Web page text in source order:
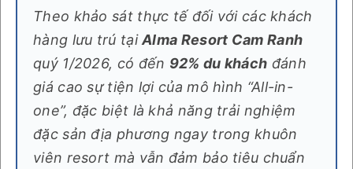
Theo khảo sát thực tế đối với các khách
hàng lưu trú tạiAlma Resort Cam Ranh
quý 1/2026, có đến 92% du khách đánh
giá cao sự tiện lợi của mô hình “All-in-
one”, đặc biệt là khả năng trải nghiệm
đặc sản địa phương ngay trong khuôn
viên resort mà vẫn đảm bảo tiêu chuẩn